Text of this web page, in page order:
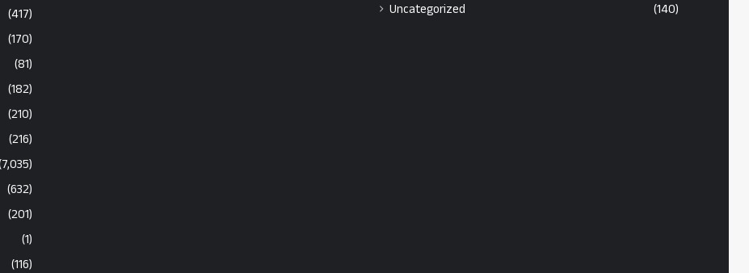
(417)
(170)
(81)
(182)
(210)
(216)
(632)
(201)
(1)
(116)
Uncategorized
(140)